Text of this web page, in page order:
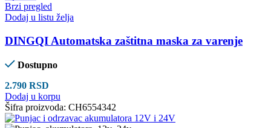
Brzi pregled
Dodaj u listu želja
DINGQI Automatska zaštitna maska za varenje
Dostupno
2.790 RSD
Dodaj u korpu
Šifra proizvoda: CH6554342